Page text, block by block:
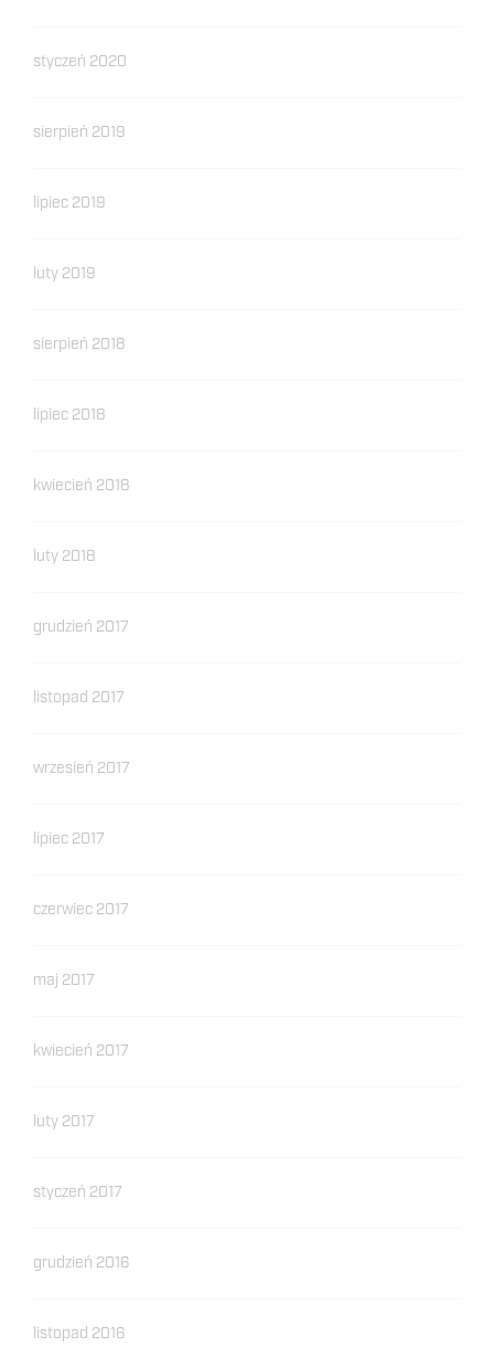
styczeń 2020
sierpień 2019
lipiec 2019
luty 2019
sierpień 2018
lipiec 2018
kwiecień 2018
luty 2018
grudzień 2017
listopad 2017
wrzesień 2017
lipiec 2017
czerwiec 2017
maj 2017
kwiecień 2017
luty 2017
styczeń 2017
grudzień 2016
listopad 2016